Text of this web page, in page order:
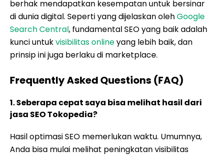
berhak mendapatkan kesempatan untuk bersinar
di dunia digital. Seperti yang dijelaskan olehGoogle
Search Central, fundamental SEO yang baik adalah
kunci untukvisibilitas onlineyang lebih baik, dan
prinsip ini juga berlaku di marketplace.
Frequently Asked Questions (FAQ)
1. Seberapa cepat saya bisa melihat hasil dari
jasa SEO Tokopedia?
Hasil optimasi SEO memerlukan waktu. Umumnya,
Anda bisa mulai melihat peningkatan visibilitas